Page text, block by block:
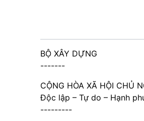
BỘ XÂY DỰNG
-------
CỘNG HÒA XÃ HỘI CHỦ
Độc lập – Tự do – Hạnh
---------